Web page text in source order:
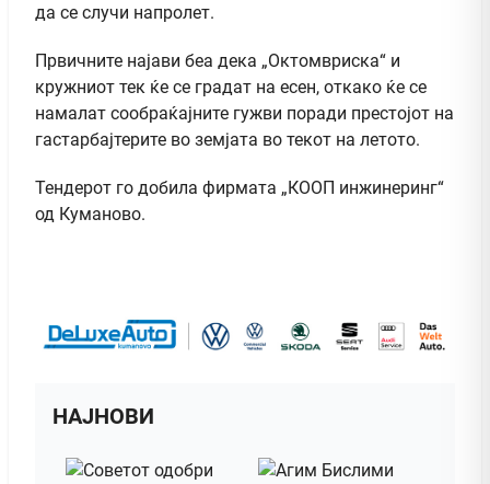
да се случи напролет.
Првичните најави беа дека „Октомвриска“ и
кружниот тек ќе се градат на есен, откако ќе се
намалат сообраќајните гужви поради престојот на
гастарбајтерите во земјата во текот на летото.
Тендерот го добила фирмата „КООП инжинеринг“
од Куманово.
НАЈНОВИ